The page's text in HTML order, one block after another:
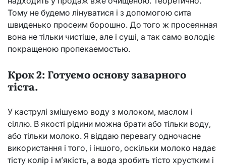
Тому не будемо лінуватися і з допомогою сита
швиденько просеим борошно. До того ж просеянная
вона не тільки чистіше, але і суші, а так само володіє
покращеною пропекаемостью.
Крок 2: Готуємо основу заварного
тіста.
У каструлі змішуємо воду з молоком, маслом і
сіллю. В якості рідини можна брати або тільки воду,
або тільки молоко. Я віддаю перевагу одночасне
використання і того, і іншого, оскільки молоко надає
тісту колір і м’якість, а вода зробить тісто хрустким і